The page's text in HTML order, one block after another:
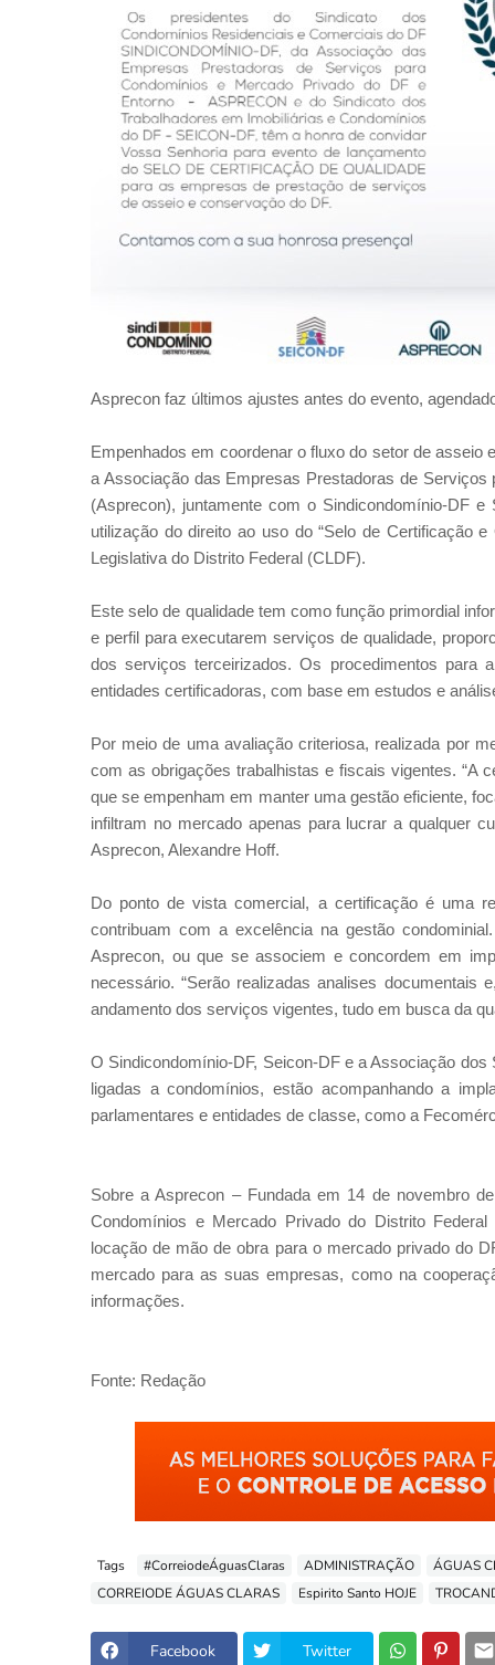
Asprecon faz últimos ajustes antes do evento,
Empenhados em coordenar o fluxo do setor de
a Associação das Empresas Prestadoras de
(Asprecon), juntamente com o Sindicondomínio-DF
utilização do direito ao uso do “Selo de Certificação
Legislativa do Distrito Federal (CLDF).
Este selo de qualidade tem como função primordial
e perfil para executarem serviços de qualidade,
dos serviços terceirizados. Os procedimentos para
entidades certificadoras, com base em estudos e
Por meio de uma avaliação criteriosa, realizada por
com as obrigações trabalhistas e fiscais vigentes. “A
que se empenham em manter uma gestão eficiente,
infiltram no mercado apenas para lucrar a qualquer
Asprecon, Alexandre Hoff.
Do ponto de vista comercial, a certificação é uma
contribuam com a excelência na gestão
Asprecon, ou que se associem e concordem em
necessário. “Serão realizadas analises
andamento dos serviços vigentes, tudo em busca da
O Sindicondomínio-DF, Seicon-DF e a Associação
ligadas a condomínios, estão acompanhando a
parlamentares e entidades de classe, como a
Sobre a Asprecon – Fundada em 14 de novembro
Condomínios e Mercado Privado do Distrito
locação de mão de obra para o mercado privado do
mercado para as suas empresas, como na
informações.
Fonte: Redação
Tags #CorreiodeÁguasClaras ADMINISTRAÇÃO
ÁGUAS
CORREIODE ÁGUAS CLARAS
Espirito Santo HOJE
Facebook Twitter